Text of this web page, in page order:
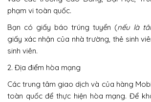
phạm vi toàn quốc.
Bạn có giấy báo trúng tuyển (nếu là
giấy xác nhận của nhà trường, thẻ sinh
sinh viên.
2. Địa điểm hòa mạng
Các trung tâm giao dịch và của hàng
toàn quốc để thực hiện hòa mạng. Để